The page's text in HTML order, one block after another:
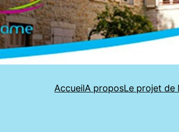
AccueilA proposLe projet de